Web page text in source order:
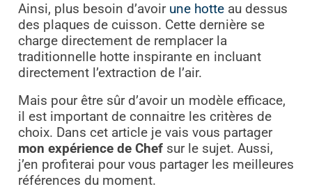
Ainsi, plus besoin d’avoir une hotteau dessus
des plaques de cuisson. Cette dernière se
charge directement de remplacer la
traditionnelle hotte inspirante en incluant
directement l’extraction de l’air.
Mais pour être sûr d’avoir un modèle efficace,
il est important de connaitre les critères de
choix. Dans cet article je vais vous partager
mon expérience de Chefsur le sujet. Aussi,
j’en profiterai pour vous partager les meilleures
références du moment.